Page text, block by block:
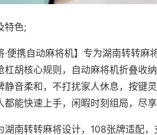
特色;
·便携自动麻将机】专为湖南转转
杠胡核心规则，自动麻将机折叠收
静音柔和，不打扰家人休息，按键
能快速上手，闲暇时刻组局，尽
湖南转转麻将设计，108张牌适配